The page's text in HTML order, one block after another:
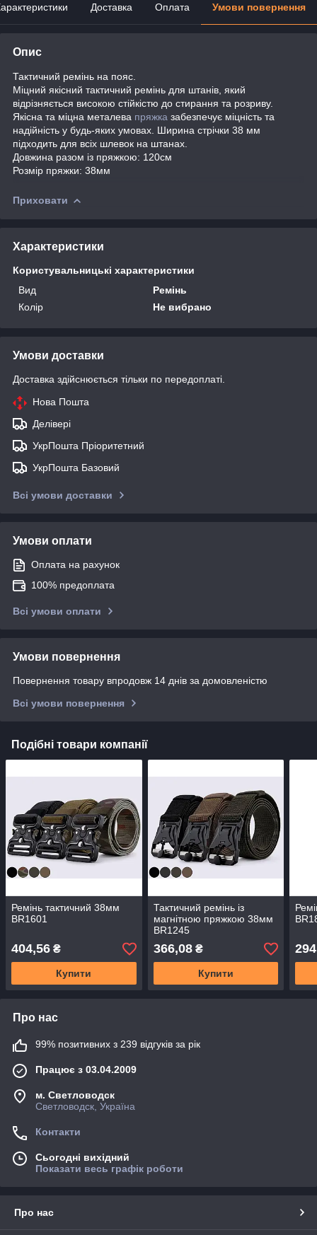
Доставка Оплата Умови повернення
Опис
Тактичний ремінь на пояс.
Міцний якісний тактичний ремінь для штанів, який
відрізняється високою стійкістю до стирання та розриву.
Якісна та міцна металева пряжка забезпечує міцність та
надійність у будь-яких умовах. Ширина стрічки 38 мм
підходить для всіх шлевок на штанах.
Довжина разом із пряжкою: 120см
Розмір пряжки: 38мм
Приховати
Характеристики
Користувальницькі характеристики
Вид
Ремінь
Колір
Не вибрано
Умови доставки
Доставка здійснюється тільки по передоплаті.
Нова Пошта
Делівері
УкрПошта Пріоритетний
УкрПошта Базовий
Всі умови доставки
Умови оплати
Оплата на рахунок
100% предоплата
Всі умови оплати
Умови повернення
Повернення товару впродовж 14 днів за домовленістю
Всі умови повернення
Подібні товари компанії
Ремінь тактичний 38мм
BR1601
404,56 ₴
Купити
Тактичний ремінь із
магнітною пряжкою 38мм
BR1245
366,08₴
Купити
Про нас
99% позитивних з 239 відгуків за рік
Працює з 03.04.2009
м. Светловодск
Светловодск, Україна
Контакти
Сьогодні вихідний
Показати весь графік роботи
Про нас